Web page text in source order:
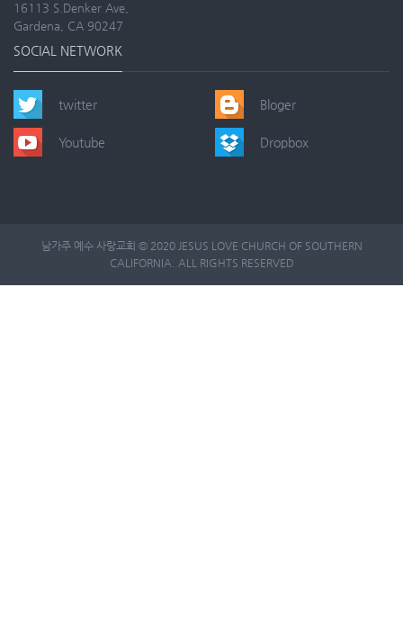
16113 S.Denker Ave,
Gardena, CA 90247
SOCIAL NETWORK
twitter
Youtube
Bloger
Dropbox
남가주 예수 사랑교회 © 2020 JESUS LOVE CHURCH OF SOUTHERN
CALIFORNIA. ALL RIGHTS RESERVED